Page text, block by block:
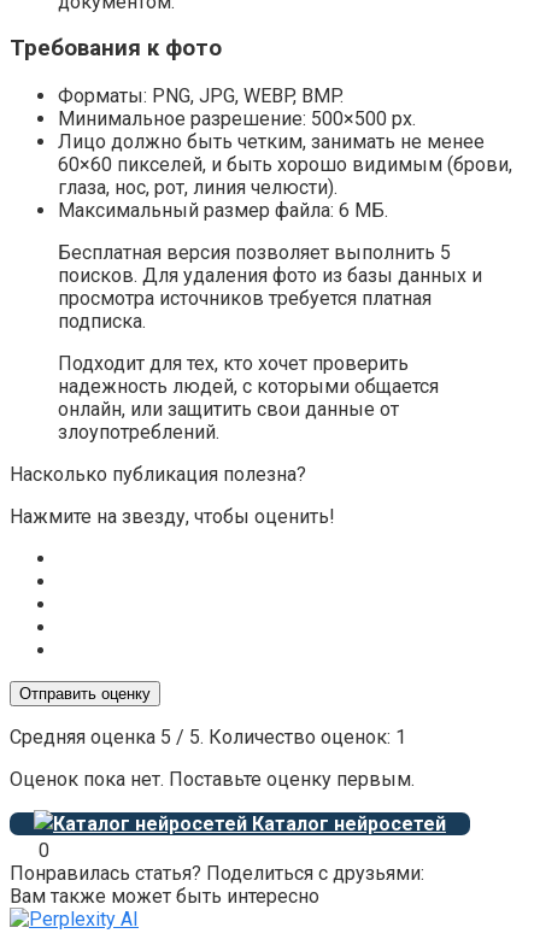
Требования к фото
Форматы: PNG, JPG, WEBP, BMP.
Минимальное разрешение: 500×500 px.
Лицо должно быть четким, занимать не менее
60×60 пикселей, и быть хорошо видимым (брови,
глаза, нос, рот, линия челюсти).
Максимальный размер файла: 6 МБ.
Бесплатная версия позволяет выполнить 5
поисков. Для удаления фото из базы данных и
просмотра источников требуется платная
подписка.
Подходит для тех, кто хочет проверить
надежность людей, с которыми общается
онлайн, или защитить свои данные от
злоупотреблений.
Насколько публикация полезна?
Нажмите на звезду, чтобы оценить!
Отправить оценку
Средняя оценка 5 / 5. Количество оценок: 1
Оценок пока нет. Поставьте оценку первым.
Каталог нейросетей
0
Понравилась статья? Поделиться с друзьями:
Вам также может быть интересно